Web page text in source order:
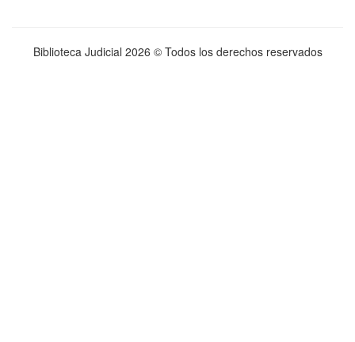
Biblioteca Judicial 2026 © Todos los derechos reservados